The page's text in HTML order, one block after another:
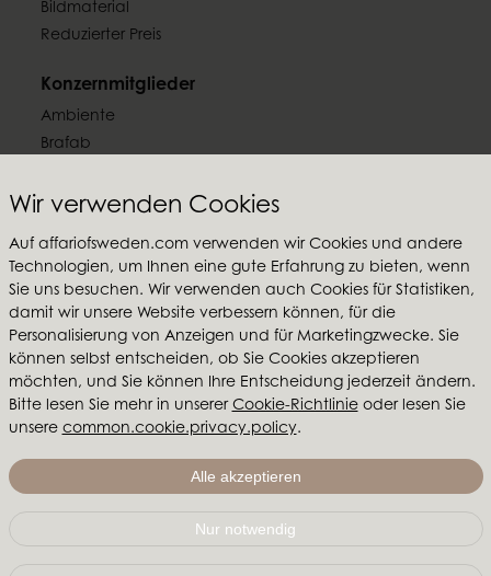
Wir verwenden Cookies
Auf affariofsweden.com verwenden wir Cookies und andere
Technologien, um Ihnen eine gute Erfahrung zu bieten, wenn
Sie uns besuchen. Wir verwenden auch Cookies für Statistiken,
damit wir unsere Website verbessern können, für die
Personalisierung von Anzeigen und für Marketingzwecke. Sie
können selbst entscheiden, ob Sie Cookies akzeptieren
möchten, und Sie können Ihre Entscheidung jederzeit ändern.
Bitte lesen Sie mehr in unserer Cookie-Richtlinieoder lesen Sie
unsere common.cookie.privacy.policy.
Alle akzeptieren
Nur notwendig
Bildmaterial
Reduzierter Preis
Konzernmitglieder
Ambiente
Brafab
Furninova
Folgen Sie uns
Affari of Sweden
Über uns
Inspiration